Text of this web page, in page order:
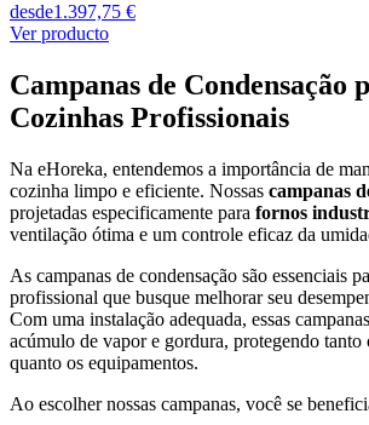
desde1.397,75 €
Ver producto
Campanas de Condensação
Cozinhas Profissionais
Na eHoreka, entendemos a importância de
cozinha limpo e eficiente. Nossas campanas
projetadas especificamente para fornos
ventilação ótima e um controle eficaz da
As campanas de condensação são essenciais
profissional que busque melhorar seu
Com uma instalação adequada, essas
acúmulo de vapor e gordura, protegendo tanto
quanto os equipamentos.
Ao escolher nossas campanas, você se